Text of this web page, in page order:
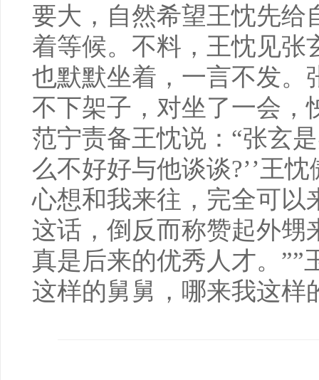
要大，自然希望王忱先给
着等候。不料，王忱见张
也默默坐着，一言不发。
不下架子，对坐了一会，
范宁责备王忱说：“张玄
么不好好与他谈谈?’’王
心想和我来往，完全可以
这话，倒反而称赞起外甥
真是后来的优秀人才。””
这样的舅舅，哪来我这样